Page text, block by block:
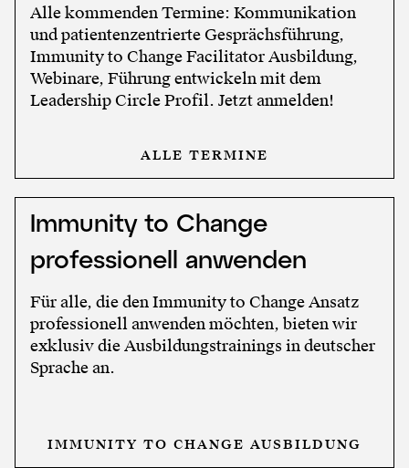
Alle kommenden Termine: Kommunikation
und patientenzentrierte Gesprächsführung,
Immunity to Change Facilitator Ausbildung,
Webinare, Führung entwickeln mit dem
Leadership Circle Profil. Jetzt anmelden!
ALLE TERMINE
Immunity to Change
professionell anwenden
Für alle, die den Immunity to Change Ansatz
professionell anwenden möchten, bieten wir
exklusiv die Ausbildungstrainings in deutscher
Sprache an.
IMMUNITY TO CHANGE AUSBILDUNG